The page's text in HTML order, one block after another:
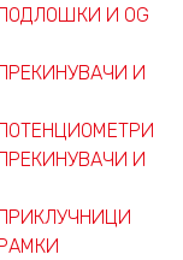
ПОДЛОШКИ И OG
ПРЕКИНУВАЧИ И
ПОТЕНЦИОМЕТРИ
ПРЕКИНУВАЧИ И
ПРИКЛУЧНИЦИ
РАМКИ